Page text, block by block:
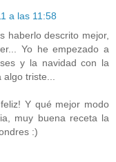
a las 11:58
haberlo descrito mejor,
Yo he empezado a
y la navidad con la
triste...
Y qué mejor modo
muy buena receta la
:)